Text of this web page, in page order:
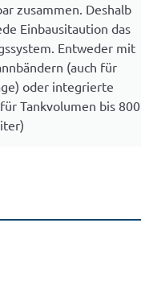
zusammen. Deshalb
Einbausitaution das
Entweder mit
(auch für
oder integrierte
Tankvolumen bis 800